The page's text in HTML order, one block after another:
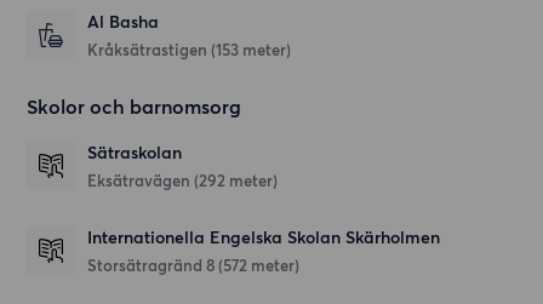
Al Basha
Kråksätrastigen (153 meter)
Skolor och barnomsorg
Sätraskolan
Eksätravägen (292 meter)
Internationella Engelska Skolan Skärholmen
Storsätragränd 8 (572 meter)